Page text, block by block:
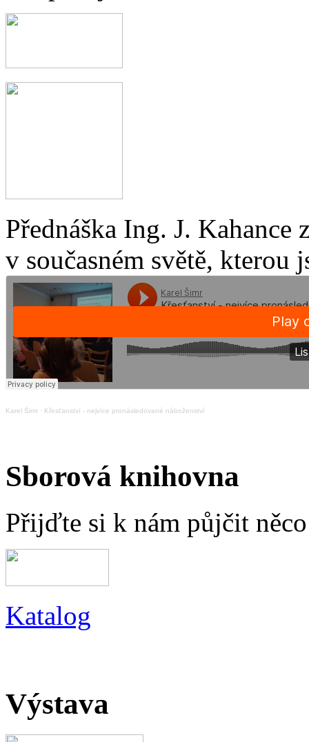
Přednáška Ing. J.
v současném světě, kterou
Karel Šimr · Křesťanství - nejvíce pronásledované náboženství
Sborová knihovna
Přijďte si k nám půjčit
Katalog
Výstava